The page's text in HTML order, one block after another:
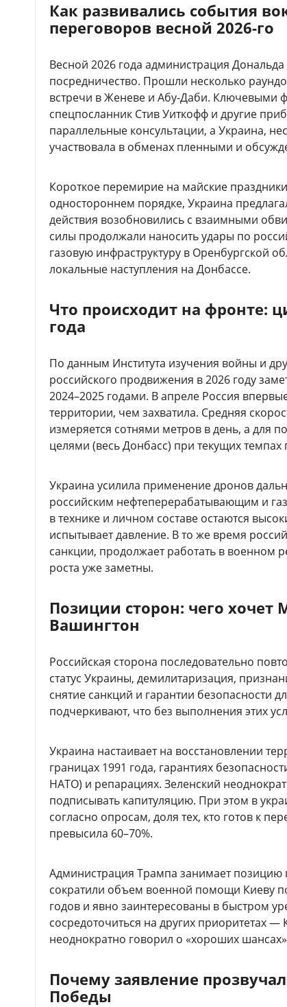
Как развивались события
переговоров весной 2026-го
Весной 2026 года администрация
посредничество. Прошли несколько
встречи в Женеве и Абу-Даби. Ключевыми
спецпосланник Стив Уиткофф и другие
параллельные консультации, а Украина,
участвовала в обменах пленными и
Короткое перемирие на майские
одностороннем порядке, Украина
действия возобновились с взаимными
силы продолжали наносить удары по
газовую инфраструктуру в Оренбургской
локальные наступления на Донбассе.
Что происходит на фронте:
года
По данным Института изучения войны и
российского продвижения в 2026 году
2024–2025 годами. В апреле Россия
территории, чем захватила. Средняя
измеряется сотнями метров в день, а для
целями (весь Донбасс) при текущих темпах
Украина усилила применение дронов
российским нефтеперерабатывающим и
в технике и личном составе остаются
испытывает давление. В то же время
санкции, продолжает работать в военном
роста уже заметны.
Позиции сторон: чего хочет
Вашингтон
Российская сторона последовательно
статус Украины, демилитаризация,
снятие санкций и гарантии безопасности
подчеркивают, что без выполнения этих
Украина настаивает на восстановлении
границах 1991 года, гарантиях
НАТО) и репарациях. Зеленский
подписывать капитуляцию. При этом в
согласно опросам, доля тех, кто готов к
превысила 60–70%.
Администрация Трампа занимает
сократили объем военной помощи Киеву
годов и явно заинтересованы в быстром
сосредоточиться на других приоритетах —
неоднократно говорил о «хороших шансах»
Почему заявление
Победы